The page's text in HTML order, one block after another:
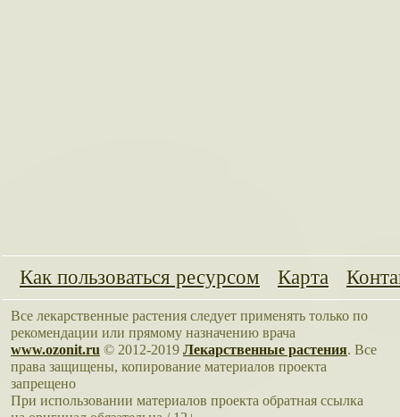
Как пользоваться ресурсом Карта
Все лекарственные растения следует применять только по
рекомендации или прямому назначению врача
www.ozonit.ru © 2012-2019 Лекарственные растения. Все
права защищены, копирование материалов проекта
запрещено
При использовании материалов проекта обратная ссылка